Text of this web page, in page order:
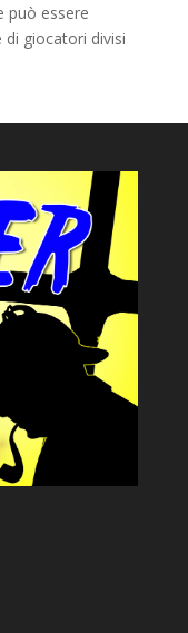
può essere
giocatori divisi